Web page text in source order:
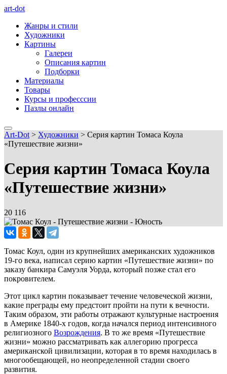
art-dot
Жанры и стили
Художники
Картины
Галереи
Описания картин
Подборки
Материалы
Товары
Курсы и професссии
Пазлы онлайн
Art-Dot > Художники > Серия картин Томаса Коула
«Путешествие жизни»
Серия картин Томаса Коула
«Путешествие жизни»
20 116
Томас Коул, один из крупнейших американских художников
19-го века, написал серию картин «Путешествие жизни» по
заказу банкира Самуэля Уорда, который позже стал его
покровителем.
Этот цикл картин показывает течение человеческой жизни,
какие преграды ему предстоит пройти на пути к вечности.
Таким образом, эти работы отражают культурные настроения
в Америке 1840-х годов, когда начался период интенсивного
религиозного Возрождения. В то же время «Путешествие
жизни» можно рассматривать как аллегорию прогресса
американской цивилизации, которая в то время находилась в
многообещающей, но неопределенной стадии своего
развития.